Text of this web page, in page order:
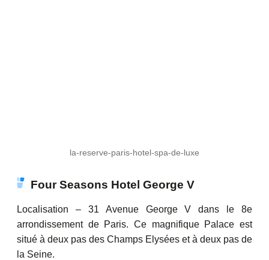
la-reserve-paris-hotel-spa-de-luxe
Four Seasons Hotel George V
Localisation – 31 Avenue George V dans le 8e
arrondissement de Paris. Ce magnifique Palace est
situé à deux pas des Champs Elysées et à deux pas de
la Seine.